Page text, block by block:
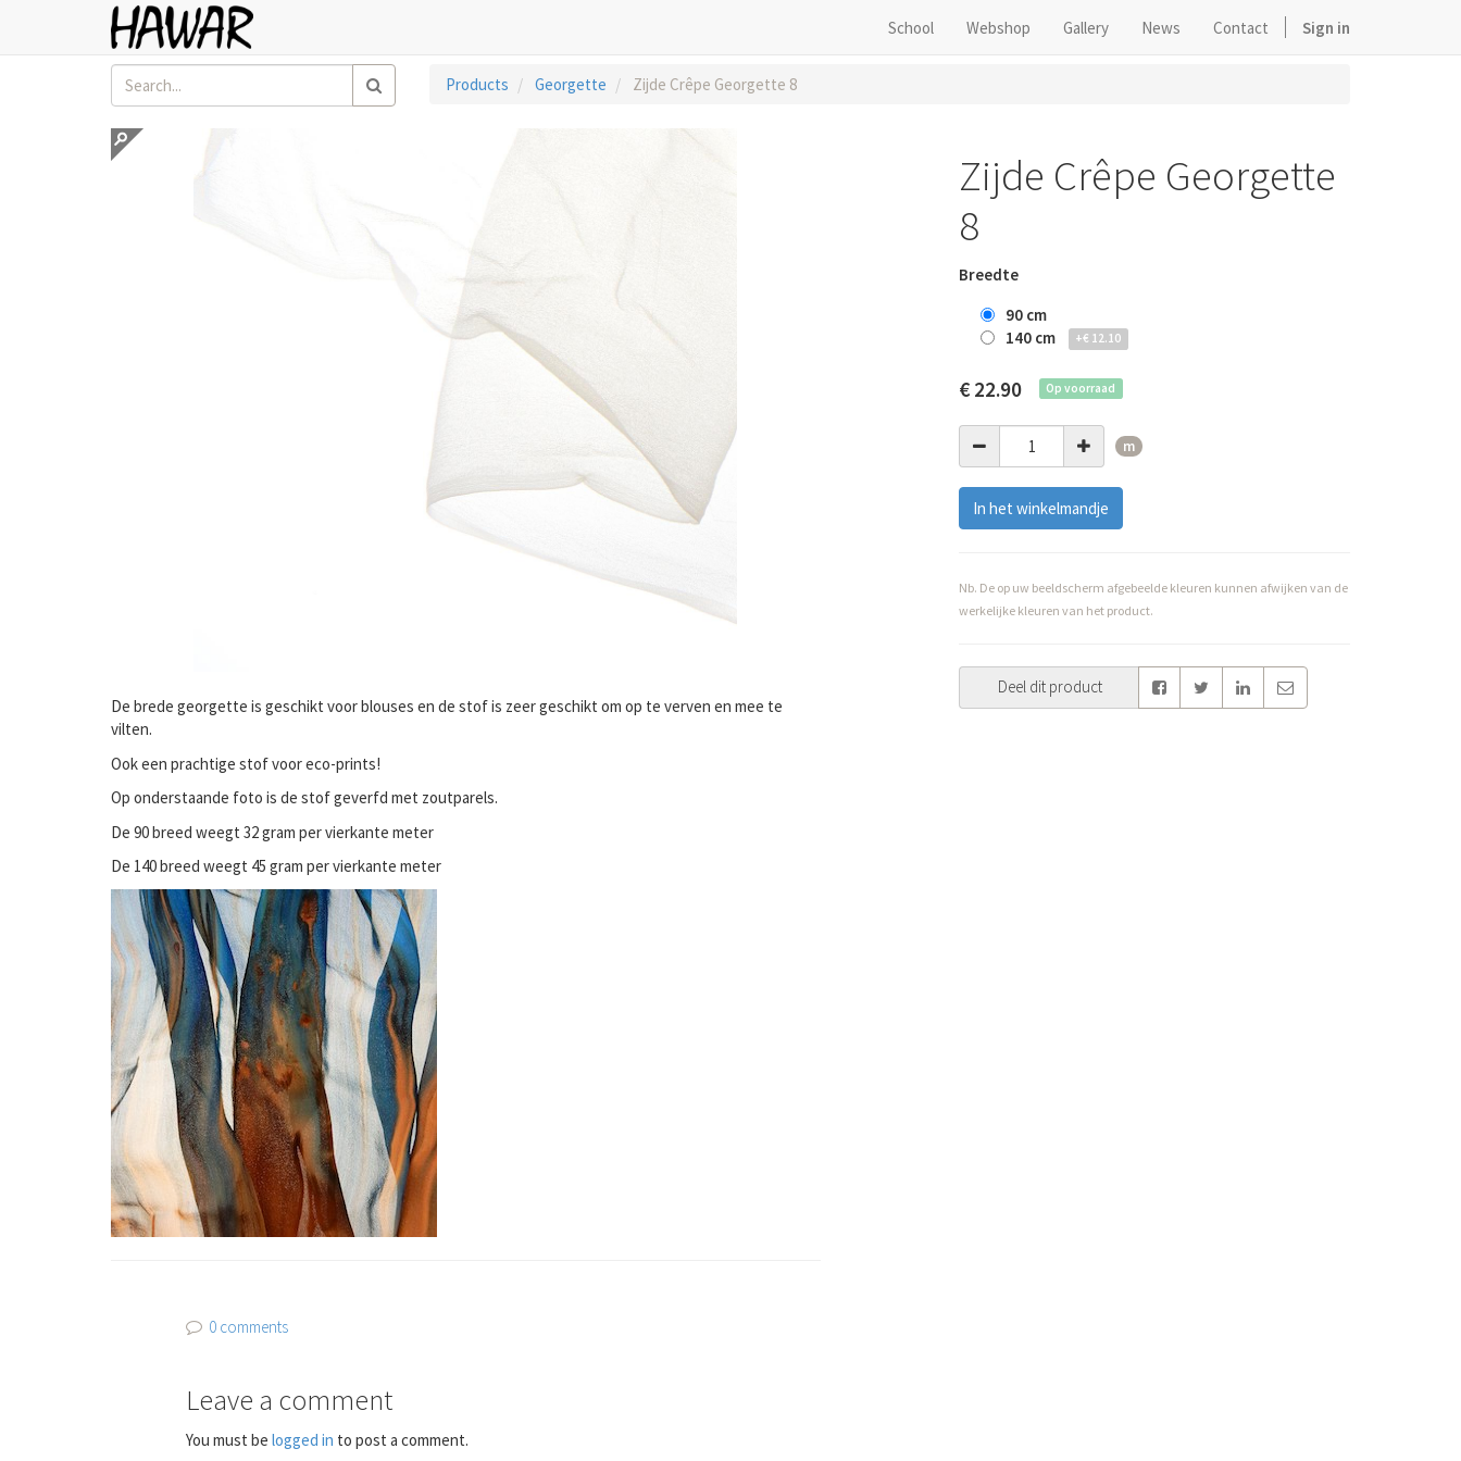
School Webshop Gallery News Contact Sign in
Products Georgette Zijde Crêpe Georgette 8
Zijde Crêpe Georgette
8
Breedte
90 cm
140 cm
+€ 12.10
€ 22.90 Op voorraad
m
In het winkelmandje
Nb. De op uw beeldscherm afgebeelde kleuren kunnen afwijken van de
werkelijke kleuren van het product.
Deel dit product
De brede georgette is geschikt voor blouses en de stof is zeer geschikt om op te verven en mee te
vilten.
Ook een prachtige stof voor eco-prints!
Op onderstaande foto is de stof geverfd met zoutparels.
De 90 breed weegt 32 gram per vierkante meter
De 140 breed weegt 45 gram per vierkante meter
0 comments
Leave a comment
You must belogged in to post a comment.